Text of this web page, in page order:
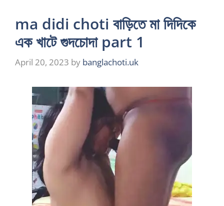
ma didi choti বাড়িতে মা দিদিকে
এক খাটে গুদচোদা part 1
April 20, 2023 by banglachoti.uk